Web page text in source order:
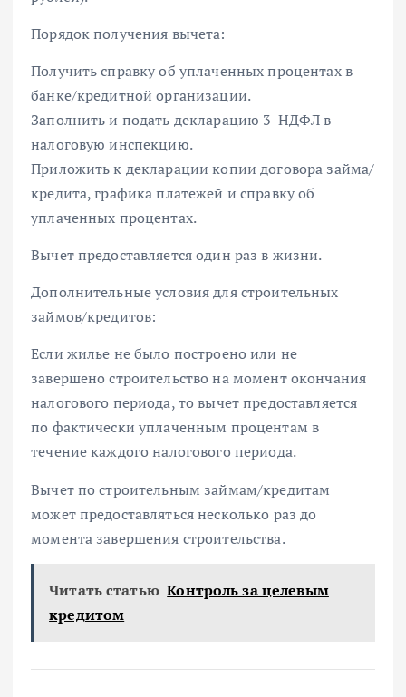
Порядок получения вычета:
Получить справку об уплаченных процентах в
банке/кредитной организации.
Заполнить и подать декларацию 3-НДФЛ в
налоговую инспекцию.
Приложить к декларации копии договора займа/
кредита, графика платежей и справку об
уплаченных процентах.
Вычет предоставляется один раз в жизни.
Дополнительные условия для строительных
займов/кредитов:
Если жилье не было построено или не
завершено строительство на момент окончания
налогового периода, то вычет предоставляется
по фактически уплаченным процентам в
течение каждого налогового периода.
Вычет по строительным займам/кредитам
может предоставляться несколько раз до
момента завершения строительства.
Читать статью Контроль за целевым
кредитом